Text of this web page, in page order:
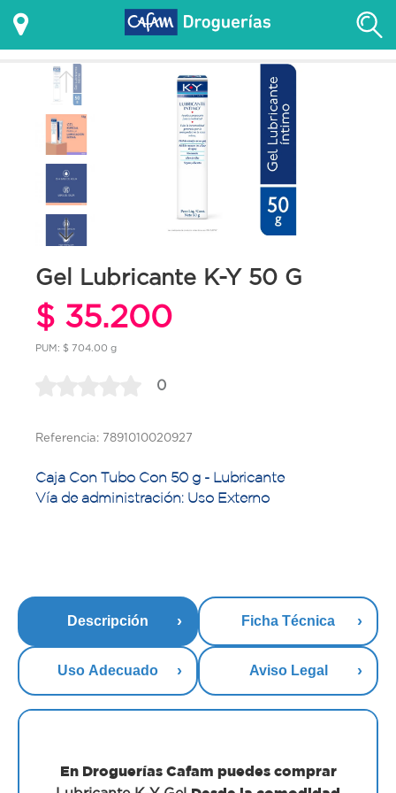
Gel Lubricante K-Y 50 G
$ 35.200
PUM: $ 704.00 g
0
Referencia: 7891010020927
Caja Con Tubo Con 50 g - Lubricante
Vía de administración: Uso Externo
Descripción Ficha Técnica
Uso Adecuado Aviso Legal
En Droguerías Cafam puedes comprar